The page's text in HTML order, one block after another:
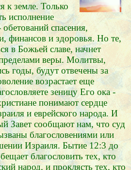
к земле. Только
исполнение
спасения,
финансов и здоровья. Но те,
в Божьей славе, начнет
веры. Молитвы,
годы, будут отвечены за
возрастает еще
зеницу Его ока -
понимают сердце
и еврейского народа. И
Завет сообщают нам, что суд
благословениями или
Израиля. Бытие 12:3 до
благословить тех, кто
народ, и проклясть тех, кто